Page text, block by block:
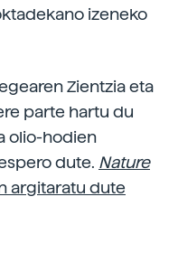
izeneko
Zientzia eta
parte hartu du
olio-hodien
dute. Nature
argitaratu dute